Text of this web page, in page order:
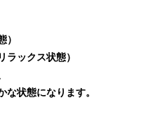
ックス状態）
な状態になります。